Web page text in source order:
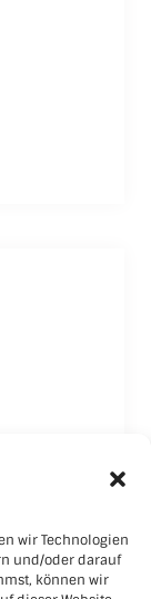
wir Technologien
und/oder darauf
können wir